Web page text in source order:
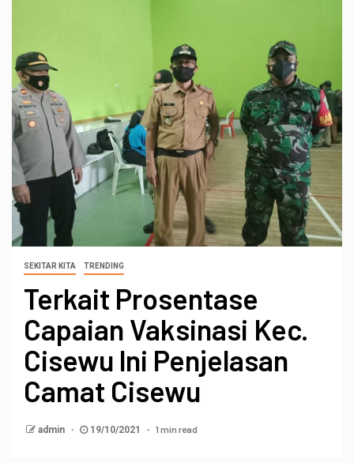
SEKITAR KITA TRENDING
Terkait Prosentase
Capaian Vaksinasi Kec.
Cisewu lni Penjelasan
Camat Cisewu
admin 19/10/2021 1 min read